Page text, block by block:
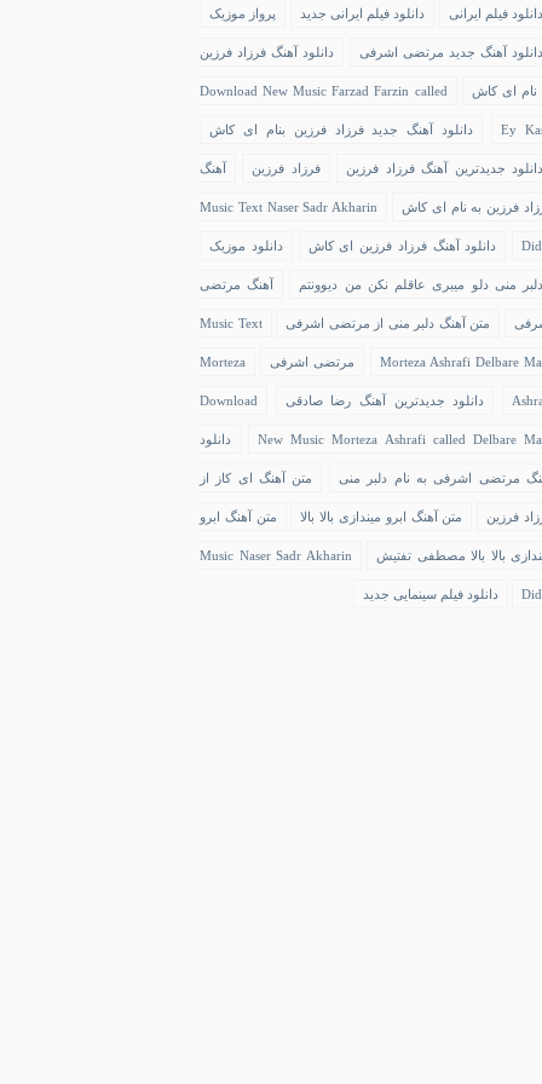
دانلود فیلم ایرانی دانلود فیلم ایرانی جدید پرواز موزیک
دانلود آهنگ جدید مرتضی اشرفی دانلود آهنگ فرزاد فرزین
نام ای کاش Download New Music Farzad Farzin called
Ey دانلود آهنگ جدید فرزاد فرزین بنام ای کاش
دانلود جدیدترین آهنگ فرزاد فرزین فرزاد فرزین آهنگ
فرزین به نام ای کاش Music Text Naser Sadr Akharin
دانلود آهنگ فرزاد فرزین ای کاش دانلود موزیک
دلبر منی دلو میبری عاقلم نکن من دیوونتم آهنگ مرتضی
متن آهنگ دلبر منی از مرتضی اشرفی Music Text
Morteza Ashrafi Delbare مرتضی اشرفی Morteza
دانلود جدیدترین آهنگ رضا صادقی Download
New Music Morteza Ashrafi called Delbare دانلود
مرتضی اشرفی به نام دلبر منی متن آهنگ ای کاز از
فرزین متن آهنگ ابرو میندازی بالا بالا متن آهنگ ابرو
بالا بالا مصطفی تفتیش Music Naser Sadr Akharin
دانلود فیلم سینمایی جدید